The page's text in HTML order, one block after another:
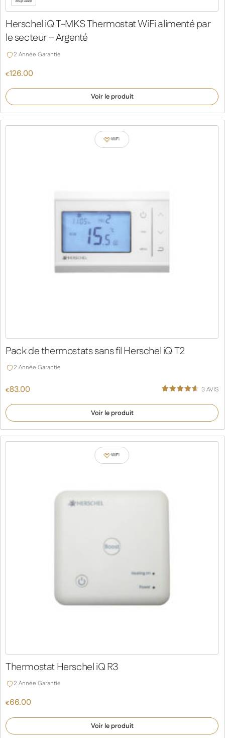
Herschel iQ T-MKS Thermostat WiFi alimenté par
le secteur – Argenté
2 Année Garantie
€126.00
Voir le produit
WiFi
Pack de thermostats sans fil Herschel iQ T2
2 Année Garantie
€83.00
4.67
sur
notations
3AVIS
Voir le produit
WiFi
Thermostat Herschel iQ R3
2 Année Garantie
€66.00
Voir le produit